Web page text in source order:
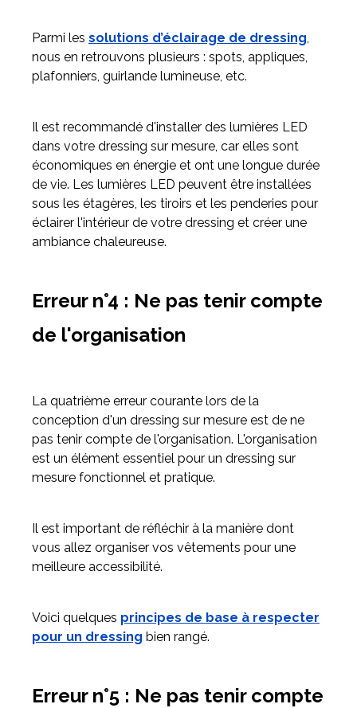
Parmi les solutions d’éclairage de dressing
nous en retrouvons plusieurs : spots, appliques,
plafonniers, guirlande lumineuse, etc.
Il est recommandé d'installer des lumières LED
dans votre dressing sur mesure, car elles sont
économiques en énergie et ont une longue durée
de vie. Les lumières LED peuvent être installées
sous les étagères, les tiroirs et les penderies pour
éclairer l'intérieur de votre dressing et créer une
ambiance chaleureuse.
Erreur n°4 : Ne pas tenir compte
de l'organisation
La quatrième erreur courante lors de la
conception d'un dressing sur mesure est de ne
pas tenir compte de l'organisation. L'organisation
est un élément essentiel pour un dressing sur
mesure fonctionnel et pratique.
Il est important de réfléchir à la manière dont
vous allez organiser vos vêtements pour une
meilleure accessibilité.
Voici quelques principes de base à respecter
pour un dressing bien rangé.
Erreur n°5 : Ne pas tenir compte